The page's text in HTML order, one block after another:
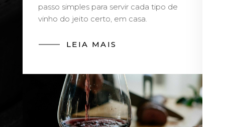
passo simples para servir cada tipo de
vinho do jeito certo, em casa.
LEIA MAIS